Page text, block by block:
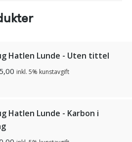
Hatlen Lunde - Uten tittel
inkl. 5% kunstavgift
Hatlen Lunde - Karbon i